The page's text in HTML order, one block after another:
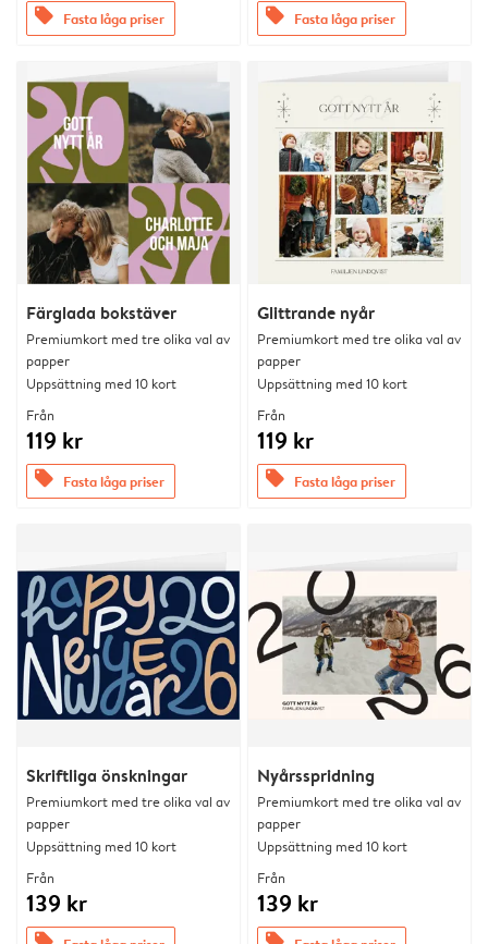
offers Fasta låga priser offers Fasta låga priser
Färglada bokstäver
Premiumkort med tre olika val av
papper
Uppsättning med 10 kort
Från
119 kr
offers Fasta låga priser
Glittrande nyår
Premiumkort med tre olika val av
papper
Uppsättning med 10 kort
Från
119 kr
offers Fasta låga priser
Skriftliga önskningar
Premiumkort med tre olika val av
papper
Uppsättning med 10 kort
Från
139 kr
Nyårsspridning
Premiumkort med tre olika val av
papper
Uppsättning med 10 kort
Från
139 kr